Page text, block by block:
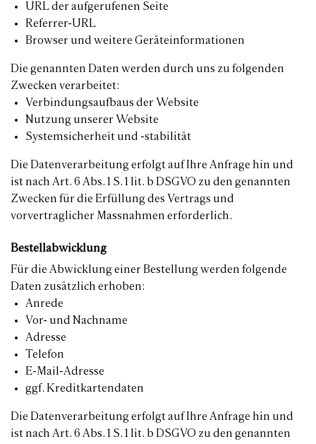
URL der aufgerufenen Seite
Referrer-URL
Browser und weitere Geräteinformationen
Die genannten Daten werden durch uns zu folgenden
Zwecken verarbeitet:
Verbindungsaufbaus der Website
Nutzung unserer Website
Systemsicherheit und -stabilität
Die Datenverarbeitung erfolgt auf Ihre Anfrage hin und
ist nach Art. 6 Abs. 1 S. 1 lit. b DSGVO zu den genannten
Zwecken für die Erfüllung des Vertrags und
vorvertraglicher Massnahmen erforderlich.
Bestellabwicklung
Für die Abwicklung einer Bestellung werden folgende
Daten zusätzlich erhoben:
Anrede
Vor- und Nachname
Adresse
Telefon
E-Mail-Adresse
ggf. Kreditkartendaten
Die Datenverarbeitung erfolgt auf Ihre Anfrage hin und
ist nach Art. 6 Abs. 1 S. 1 lit. b DSGVO zu den genannten